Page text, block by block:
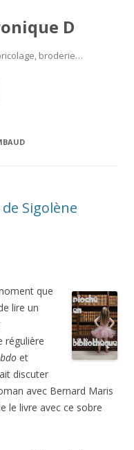
D
broderie…
Sigolène
que
lire un
régulière
et
discuter
avec Bernard Maris
le livre avec ce sobre